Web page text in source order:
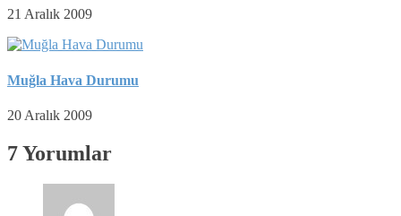
21 Aralık 2009
Muğla Hava Durumu
20 Aralık 2009
7 Yorumlar